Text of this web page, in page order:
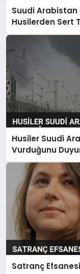
Suudi Arabistan
Husilerden Sert
Husiler Suudi
Vurduğunu
Satranç